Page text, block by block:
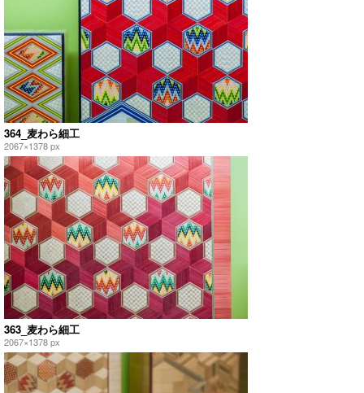
364_麦わら細工
2067×1378 px
363_麦わら細工
2067×1378 px